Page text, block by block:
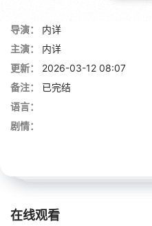
导演：
内详
主演：
内详
更新：
2026-03-12 08:07
备注：
已完结
语言：
剧情：
在线观看